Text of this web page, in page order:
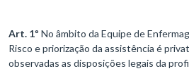
Art. 1º No âmbito da Equipe de
Risco e priorização da assistência é
observadas as disposições legais da